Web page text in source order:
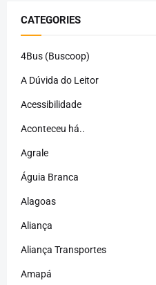
CATEGORIES
4Bus (Buscoop)
A Dúvida do Leitor
Acessibilidade
Aconteceu há..
Agrale
Águia Branca
Alagoas
Aliança
Aliança Transportes
Amapá